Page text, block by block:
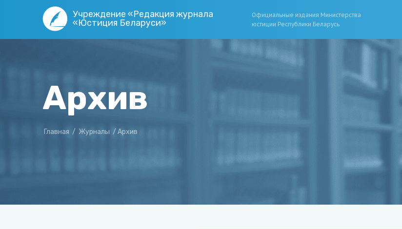
Учреждение «Редакция журнала
«Юстиция Беларуси»
Официальные издания Министерства
юстиции Республики Беларусь
Архив
Главная / Журналы / Архив